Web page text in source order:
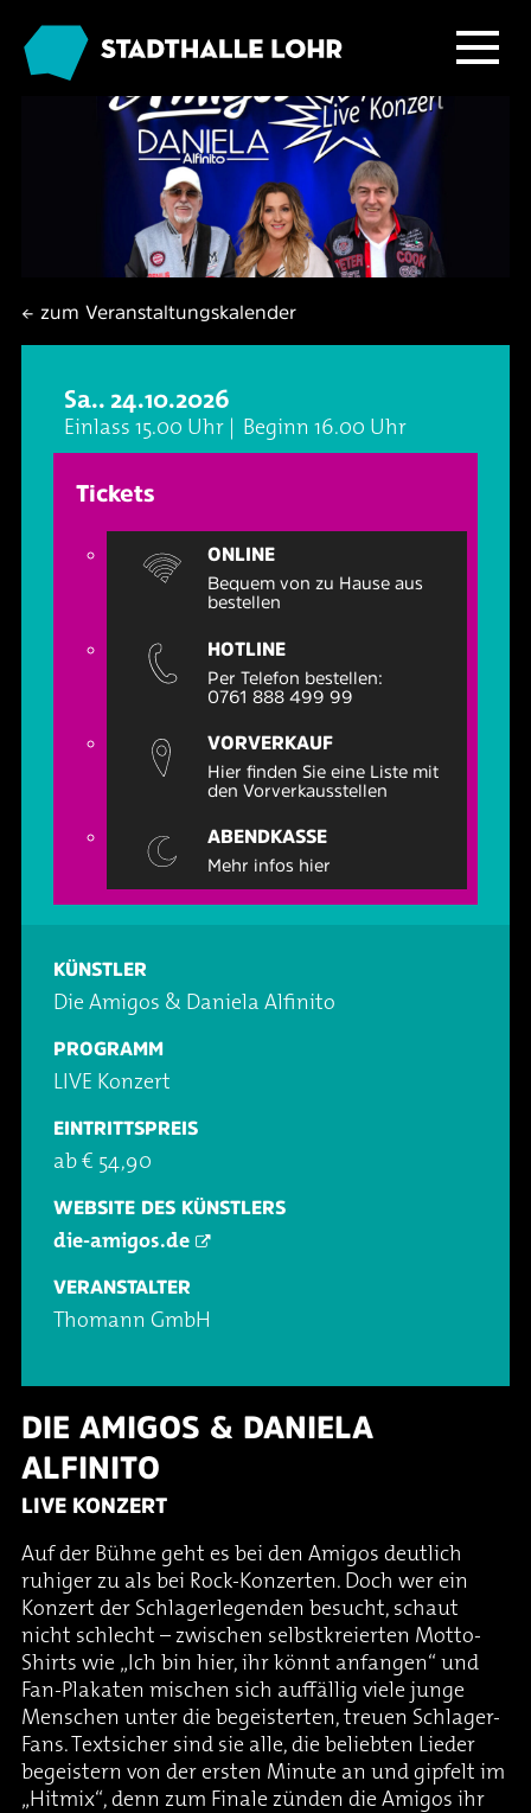
Programm
Ballett & Tanz
Familie
Kabarett & Comedy
Konzerte
Oper & Operette
Theater & Musical
Vorträge & Lesungen
Kafé Klinker
Neuigkeiten
Tickets
Anreise & Parken
Hotels & Übernachtung
Essen & Trinken
Über Lohr a.Main
FAQ – Fragen & Antworten
Kontakt
Großer Saal
Foyer und Galerie
Seminarbereich
Technik
Ansprechpartner
Buchungsanfrage
Kafé Klinker
Jobs im Kafé Klinker
← zum Veranstaltungskalender
Sa.. 24.10.2026
Einlass 15.00 Uhr | Beginn 16.00 Uhr
Tickets
ONLINE
Bequem von zu Hause aus
bestellen
HOTLINE
Per Telefon bestellen:
0761 888 499 99
VORVERKAUF
Hier finden Sie eine Liste mit
den Vorverkausstellen
ABENDKASSE
Mehr infos hier
KÜNSTLER
Die Amigos & Daniela Alfinito
PROGRAMM
LIVE Konzert
EINTRITTSPREIS
ab € 54,90
WEBSITE DES KÜNSTLERS
die-amigos.de
VERANSTALTER
Thomann GmbH
DIE AMIGOS & DANIELA
ALFINITO
LIVE KONZERT
Auf der Bühne geht es bei den Amigos deutlich
ruhiger zu als bei Rock-Konzerten. Doch wer ein
Konzert der Schlagerlegenden besucht, schaut
nicht schlecht – zwischen selbstkreierten Motto-
Shirts wie „Ich bin hier, ihr könnt anfangen“ und
Fan-Plakaten mischen sich auffällig viele junge
Menschen unter die begeisterten, treuen Schlager-
Fans. Textsicher sind sie alle, die beliebten Lieder
begeistern von der ersten Minute an und gipfelt im
„Hitmix“, denn zum Finale zünden die Amigos ihr